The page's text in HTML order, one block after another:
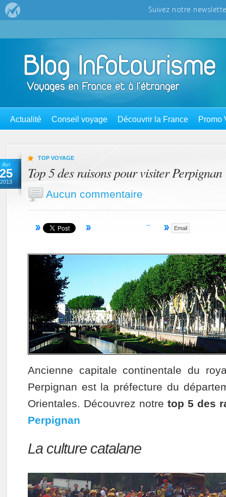
Actualité Conseil voyage Découvrir la France Promo
Avr
25
2013
TOP VOYAGE
Top 5 des raisons pour visiter Perpignan
Aucun commentaire
Email
Ancienne capitale continentale du
Perpignan est la préfecture du
Orientales. Découvrez notre top 5 des
Perpignan
La culture catalane